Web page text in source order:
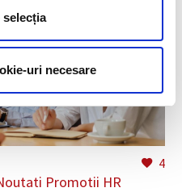
selecția
uri necesare
4
Promotii HR